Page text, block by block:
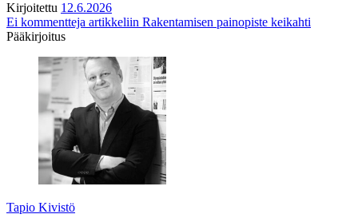
Kirjoitettu 12.6.2026
Ei kommentteja artikkeliin Rakentamisen painopiste keikahti
Pääkirjoitus
Tapio Kivistö